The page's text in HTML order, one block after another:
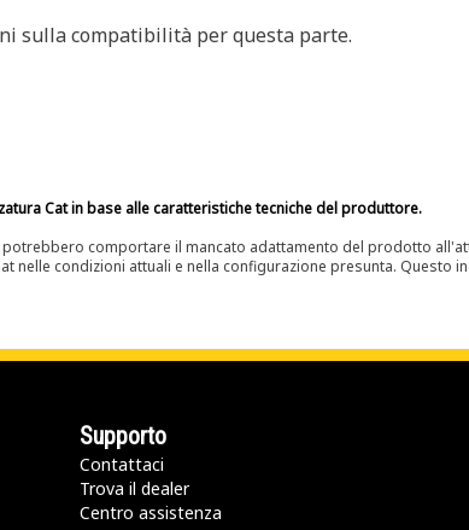
sulla compatibilità per questa parte.
Cat in base alle caratteristiche tecniche del produttore.
comportare il mancato adattamento del prodotto
nelle condizioni attuali e nella configurazione presunta.
Supporto
Contattaci
Trova il dealer
Centro assistenza